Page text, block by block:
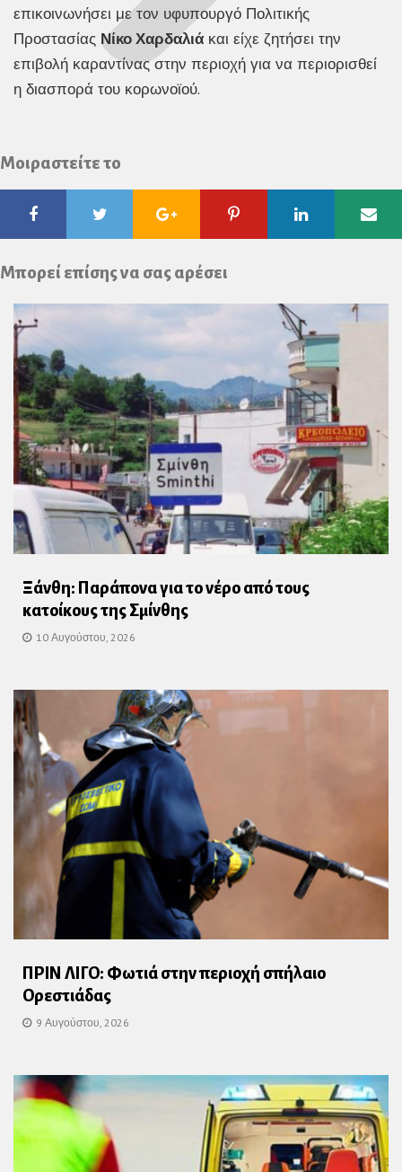
επικοινωνήσει με τον υφυπουργό Πολιτικής
Προστασίας Νίκο Χαρδαλιά και είχε ζητήσει την
επιβολή καραντίνας στην περιοχή για να περιορισθεί
η διασπορά του κορωνοϊού.
Μοιραστείτε το
FacebookTwitter Google
Plus
Pinterest Linkedin
Μπορεί επίσης να σας αρέσει
Ξάνθη: Παράπονα για το νέρο από τους
κατοίκους της Σμίνθης
10 Αυγούστου, 2026
ΠΡΙΝ ΛΙΓΟ: Φωτιά στην περιοχή σπήλαιο
Ορεστιάδας
9 Αυγούστου, 2026